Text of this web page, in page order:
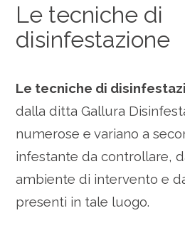
Le tecniche di
disinfestazione
Le tecniche di
dalla ditta Gallura
numerose e variano a
infestante da controllare,
ambiente di intervento e
presenti in tale luogo.